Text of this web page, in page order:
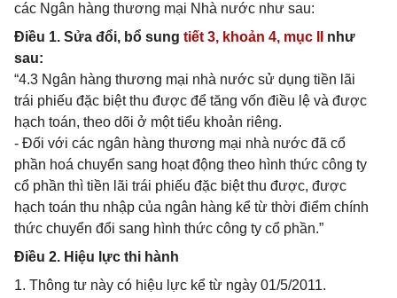
các Ngân hàng thương mại Nhà nước như sau:
Điều 1. Sửa đổi, bổ sung tiết 3, khoản 4, mục II
như
sau:
“4.3 Ngân hàng thương mại nhà nước sử dụng tiền lãi
trái phiếu đặc biệt thu được để tăng vốn điều lệ và được
hạch toán, theo dõi ở một tiểu khoản riêng.
- Đối với các ngân hàng thương mại nhà nước đã cổ
phần hoá chuyển sang hoạt động theo hình thức công ty
cổ phần thì tiền lãi trái phiếu đặc biệt thu được, được
hạch toán thu nhập của ngân hàng kể từ thời điểm chính
thức chuyển đổi sang hình thức công ty cổ phần.”
Điều 2. Hiệu lực thi hành
1. Thông tư này có hiệu lực kể từ ngày 01/5/2011.